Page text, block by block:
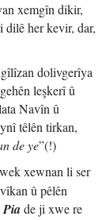
xemgîn dikir,
dilê her kevir, dar,
dolivgerîya
leşkerî û
Navîn û
têlên tirkan,
de ye”(!)
xewnan li ser
û pêlên
Piade ji xwe re